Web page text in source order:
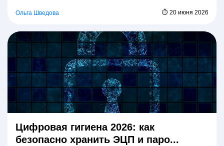
Ольга Шведова ⏱ 20 июня 2026
Цифровая гигиена 2026: как
безопасно хранить ЭЦП и паро...